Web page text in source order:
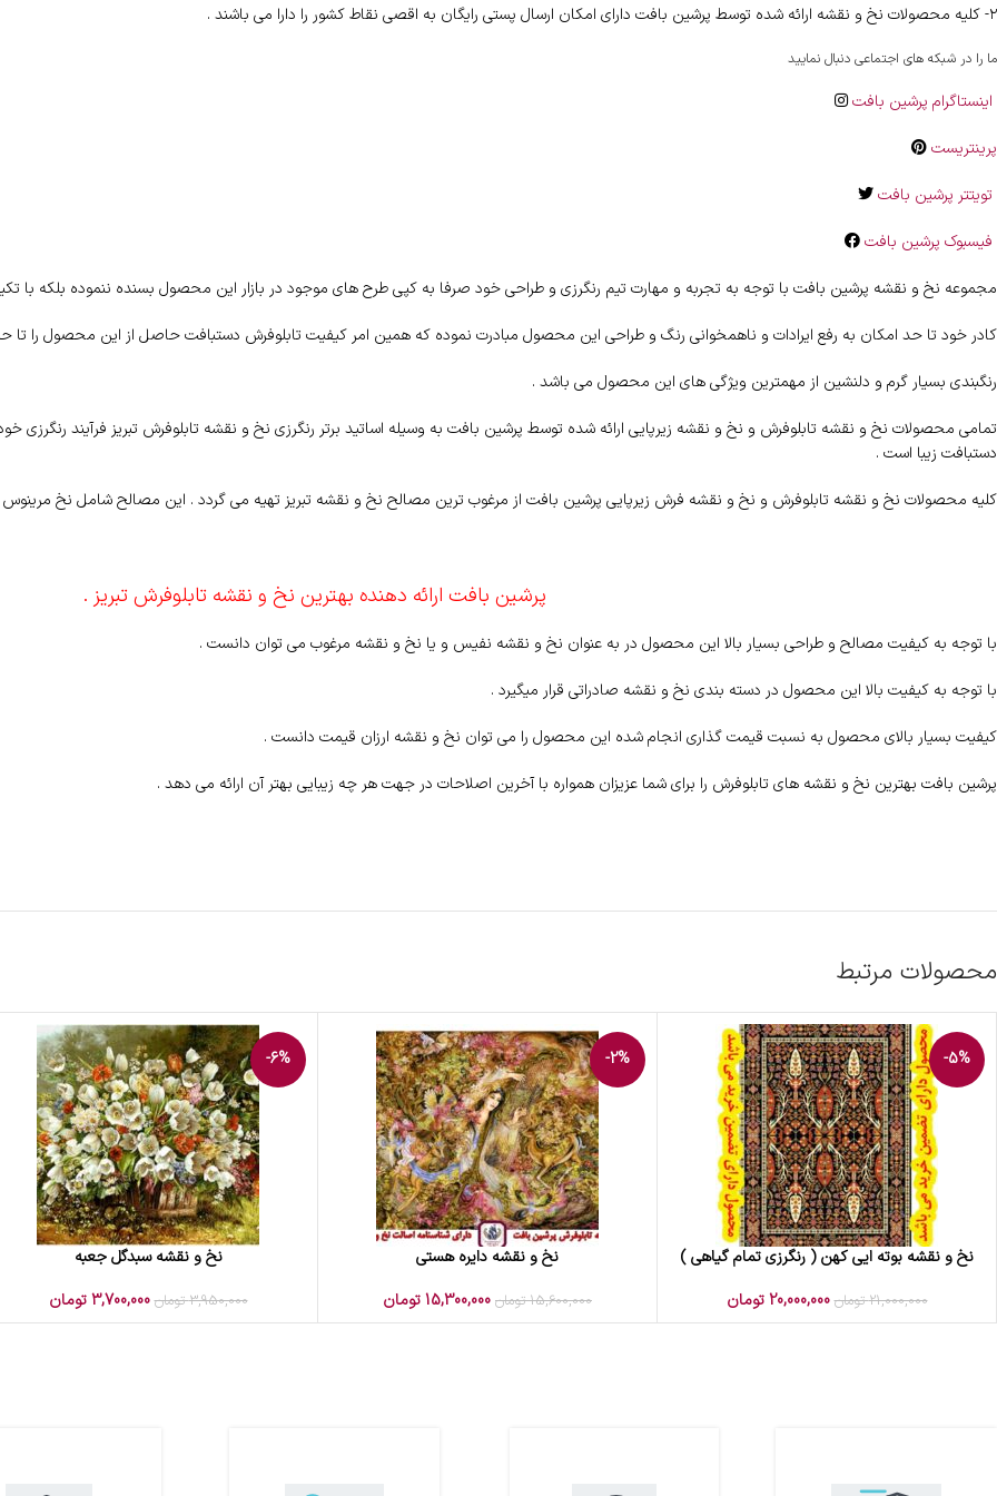
۲- کلیه محصولات نخ و نقشه ارائه شده توسط پرشین بافت دارای امکان ارسال پستی رایگان به اقصی نقاط کشور را دارا می باشند .
ما را در شبکه های اجتماعی دنبال نمایید
اینستاگرام پرشین بافت
پرینتریست
تویتتر پرشین بافت
فیسبوک پرشین بافت
مجموعه نخ و نقشه پرشین بافت با توجه به تجربه و مهارت تیم رنگرزی و طراحی خود صرفا به کپی طرح های موجود در بازار این محصول بسنده ننموده بلکه با
کادر خود تا حد امکان به رفع ایرادات و ناهمخوانی رنگ و طراحی این محصول مبادرت نموده که همین امر کیفیت تابلوفرش دستبافت حاصل از این محصول را
رنگبندی بسیار گرم و دلنشین از مهمترین ویژگی های این محصول می باشد .
تمامی محصولات نخ و نقشه تابلوفرش و نخ و نقشه زیرپایی ارائه شده توسط پرشین بافت به وسیله اساتید برتر رنگرزی نخ و نقشه تابلوفرش تبریز فرآیند رنگرزی
دستبافت زیبا است .
کلیه محصولات نخ و نقشه تابلوفرش و نخ و نقشه فرش زیرپایی پرشین بافت از مرغوب ترین مصالح نخ و نقشه تبریز تهیه می گردد . این مصالح شامل نخ مرینوس
پرشین بافت ارائه دهنده بهترین نخ و نقشه تابلوفرش تبریز .
با توجه به کیفیت مصالح و طراحی بسیار بالا این محصول در به عنوان نخ و نقشه نفیس و یا نخ و نقشه مرغوب می توان دانست .
با توجه به کیفیت بالا این محصول در دسته بندی نخ و نقشه صادراتی قرار میگیرد .
کیفیت بسیار بالای محصول به نسبت قیمت گذاری انجام شده این محصول را می توان نخ و نقشه ارزان قیمت دانست .
پرشین بافت بهترین نخ و نقشه های تابلوفرش را برای شما عزیزان همواره با آخرین اصلاحات در جهت هر چه زیبایی بهتر آن ارائه می دهد .
محصولات مرتبط
-5%
افزودن به سبد خرید
نخ و نقشه بوته ایی کهن ( رنگرزی تمام گیاهی )
21,000,000 تومان 20,000,000 تومان
-2%
افزودن به سبد خریدنخ و نقشه دایره هستی
15,600,000 تومان 15,300,000تومان
-6%
افزودن به سبد خریدنخ و نقشه سبدگل جعبه
3,950,000 تومان 3,700,000 تومان